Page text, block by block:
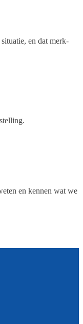
en dat merk-
en kennen wat we